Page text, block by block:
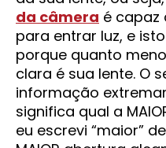
da câmera é capaz
para entrar luz, e
porque quanto
clara é sua lente. O
informação
significa qual a
eu escrevi “maior”